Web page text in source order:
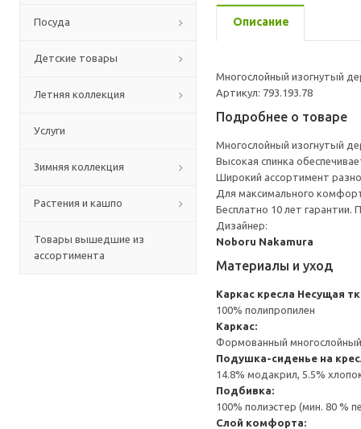
Посуда
Детские товары
Летняя коллекция
Услуги
Зимняя коллекция
Растения и кашпо
Товары вышедшие из
ассортимента
Описание
Многослойный изогнутый
Артикул: 793.193.78
Подробнее о товаре
Многослойный изогнутый
Высокая спинка
Широкий ассортимент
Для максимального
Бесплатно 10 лет
Дизайнер:
Noboru Nakamura
Материалы и уход
Каркас кресла Несущая
100% полипропилен
Каркас:
Формованный
Подушка-сиденье на
14.8% модакрил, 5.5%
Подбивка:
100% полиэстер (мин. 80 %
Слой комфорта: